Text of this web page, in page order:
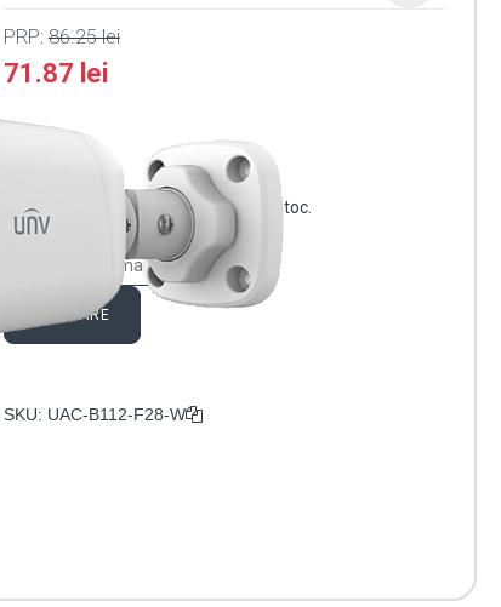
PRP:86.25lei
71.87 lei
Anunță-mă când produsul revine în stoc.
ABONARE
SKU: UAC-B112-F28-W